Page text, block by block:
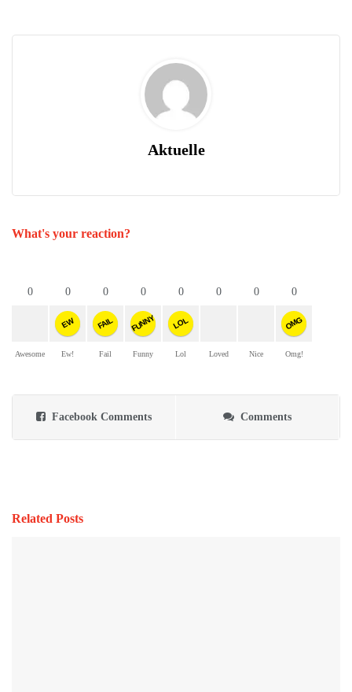
Aktuelle
What's your reaction?
0
Awesome
0
EW
Ew!
0
FAIL
Fail
0
FUNNY
Funny
0
LOL
Lol
0
Loved
0
Nice
0
OMG
Omg!
Facebook Comments Comments
Related Posts